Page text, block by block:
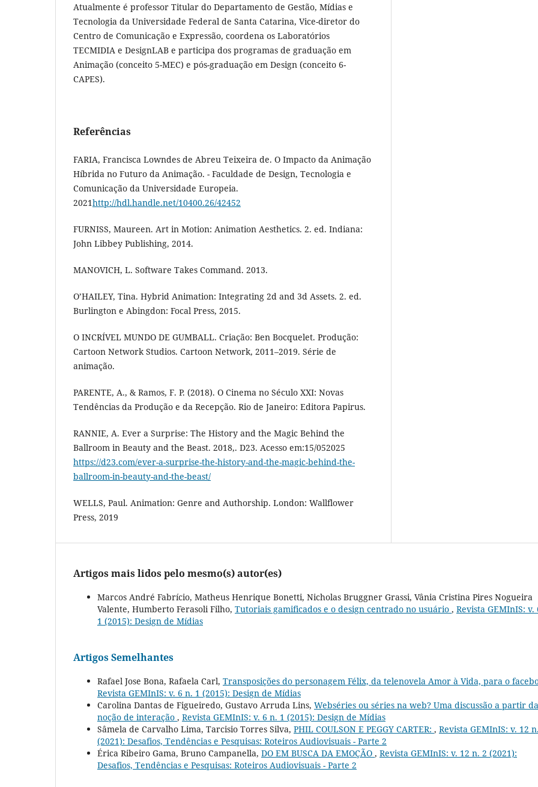
Atualmente é professor Titular do Departamento de Gestão, Mídias e
Tecnologia da Universidade Federal de Santa Catarina, Vice-diretor do
Centro de Comunicação e Expressão, coordena os Laboratórios
TECMIDIA e DesignLAB e participa dos programas de graduação em
Animação (conceito 5-MEC) e pós-graduação em Design (conceito 6-
CAPES).
Referências
FARIA, Francisca Lowndes de Abreu Teixeira de. O Impacto da Animação
Híbrida no Futuro da Animação. - Faculdade de Design, Tecnologia e
Comunicação da Universidade Europeia.
2021http://hdl.handle.net/10400.26/42452
FURNISS, Maureen. Art in Motion: Animation Aesthetics. 2. ed. Indiana:
John Libbey Publishing, 2014.
MANOVICH, L. Software Takes Command. 2013.
O’HAILEY, Tina. Hybrid Animation: Integrating 2d and 3d Assets. 2. ed.
Burlington e Abingdon: Focal Press, 2015.
O INCRÍVEL MUNDO DE GUMBALL. Criação: Ben Bocquelet. Produção:
Cartoon Network Studios. Cartoon Network, 2011–2019. Série de
animação.
PARENTE, A., & Ramos, F. P. (2018). O Cinema no Século XXI: Novas
Tendências da Produção e da Recepção. Rio de Janeiro: Editora Papirus.
RANNIE, A. Ever a Surprise: The History and the Magic Behind the
Ballroom in Beauty and the Beast. 2018,. D23. Acesso em:15/052025
https://d23.com/ever-a-surprise-the-history-and-the-magic-behind-the-
ballroom-in-beauty-and-the-beast/
WELLS, Paul. Animation: Genre and Authorship. London: Wallflower
Press, 2019
Artigos mais lidos pelo mesmo(s) autor(es)
Marcos André Fabrício, Matheus Henrique Bonetti, Nicholas Bruggner Grassi, Vânia Cristina Pires Nogueira
Valente, Humberto Ferasoli Filho, Tutoriais gamificados e o design centrado no usuário , Revista GEMInIS: v.
1 (2015): Design de Mídias
Artigos Semelhantes
Rafael Jose Bona, Rafaela Carl, Transposições do personagem Félix, da telenovela Amor à Vida, para o
Revista GEMInIS: v. 6 n. 1 (2015): Design de Mídias
Carolina Dantas de Figueiredo, Gustavo Arruda Lins, Webséries ou séries na web? Uma discussão a partir da
noção de interação , Revista GEMInIS: v. 6 n. 1 (2015): Design de Mídias
Sâmela de Carvalho Lima, Tarcisio Torres Silva, PHIL COULSON E PEGGY CARTER: , Revista GEMInIS: v. 12
(2021): Desafios, Tendências e Pesquisas: Roteiros Audiovisuais - Parte 2
Érica Ribeiro Gama, Bruno Campanella, DO EM BUSCA DA EMOÇÃO , Revista GEMInIS: v. 12 n. 2 (2021):
Desafios, Tendências e Pesquisas: Roteiros Audiovisuais - Parte 2